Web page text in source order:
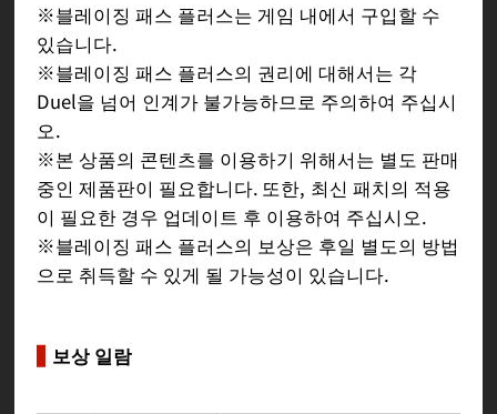
※블레이징 패스 플러스는 게임 내에서 구입할 수
있습니다.
※블레이징 패스 플러스의 권리에 대해서는 각
Duel을 넘어 인계가 불가능하므로 주의하여 주십시
오.
※본 상품의 콘텐츠를 이용하기 위해서는 별도 판매
중인 제품판이 필요합니다. 또한, 최신 패치의 적용
이 필요한 경우 업데이트 후 이용하여 주십시오.
※블레이징 패스 플러스의 보상은 후일 별도의 방법
으로 취득할 수 있게 될 가능성이 있습니다.
보상 일람